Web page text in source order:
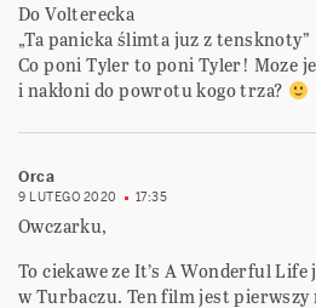
Do Volterecka
„Ta panicka ślimta juz z tensknoty”
Co poni Tyler to poni Tyler! Moze
i nakłoni do powrotu kogo trza?
Orca
9 LUTEGO 2020 17:35
Owczarku,
To ciekawe ze It’s A Wonderful Life
w Turbaczu. Ten film jest